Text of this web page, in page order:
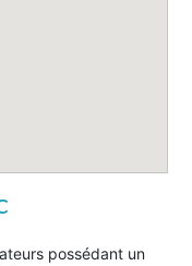
possédant un